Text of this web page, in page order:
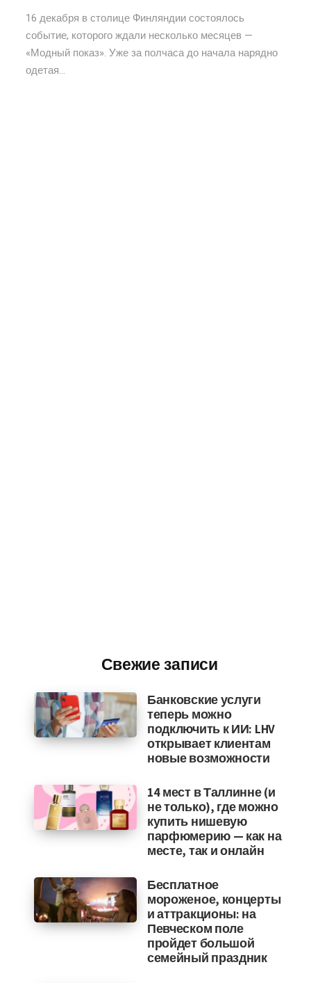
16 декабря в столице Финляндии состоялось
событие, которого ждали несколько месяцев —
«Модный показ». Уже за полчаса до начала нарядно
одетая...
Свежие записи
Банковские услуги
теперь можно
подключить к ИИ: LHV
открывает клиентам
новые возможности
14 мест в Таллинне (и
не только), где можно
купить нишевую
парфюмерию — как на
месте, так и онлайн
Бесплатное
мороженое, концерты
и аттракционы: на
Певческом поле
пройдет большой
семейный праздник